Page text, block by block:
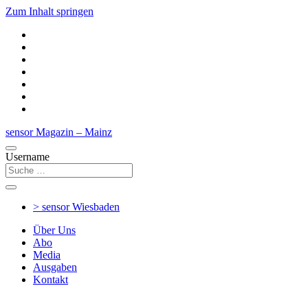
Zum Inhalt springen
sensor Magazin – Mainz
Username
> sensorWiesbaden
Über Uns
Abo
Media
Ausgaben
Kontakt